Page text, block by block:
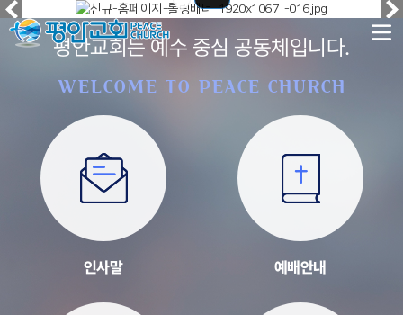
평안교회는 예수 중심 공동체입니다.
WELCOME TO PEACE CHURCH
인사말 예배안내